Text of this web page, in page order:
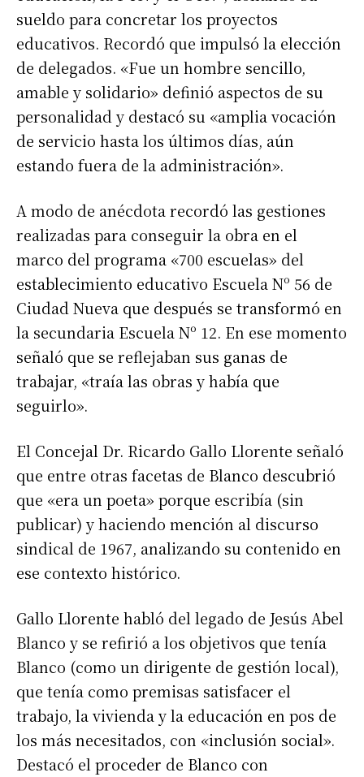
sueldo para concretar los proyectos
educativos. Recordó que impulsó la elección
de delegados. «Fue un hombre sencillo,
amable y solidario» definió aspectos de su
personalidad y destacó su «amplia vocación
de servicio hasta los últimos días, aún
estando fuera de la administración».
A modo de anécdota recordó las gestiones
realizadas para conseguir la obra en el
marco del programa «700 escuelas» del
establecimiento educativo Escuela Nº 56 de
Ciudad Nueva que después se transformó en
la secundaria Escuela Nº 12. En ese momento
señaló que se reflejaban sus ganas de
trabajar, «traía las obras y había que
seguirlo».
El Concejal Dr. Ricardo Gallo Llorente señaló
que entre otras facetas de Blanco descubrió
que «era un poeta» porque escribía (sin
publicar) y haciendo mención al discurso
sindical de 1967, analizando su contenido en
ese contexto histórico.
Gallo Llorente habló del legado de Jesús Abel
Blanco y se refirió a los objetivos que tenía
Blanco (como un dirigente de gestión local),
que tenía como premisas satisfacer el
trabajo, la vivienda y la educación en pos de
los más necesitados, con «inclusión social».
Destacó el proceder de Blanco con